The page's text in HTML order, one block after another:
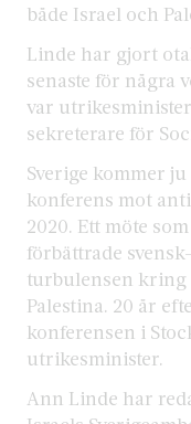
både Israel och
Linde har gjort
senaste för några
var
sekreterare för
Sverige kommer
konferens mot
2020. Ett möte
förbättrade
turbulensen kring
Palestina. 20 år
konferensen i
utrikesminister.
Ann Linde har